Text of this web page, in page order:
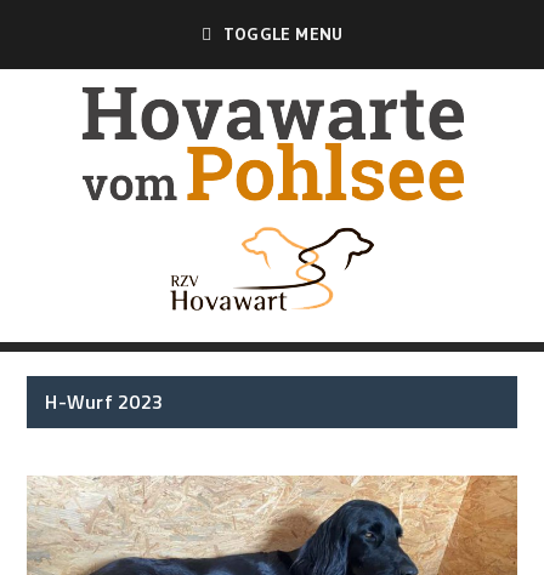
TOGGLE MENU
H-Wurf 2023